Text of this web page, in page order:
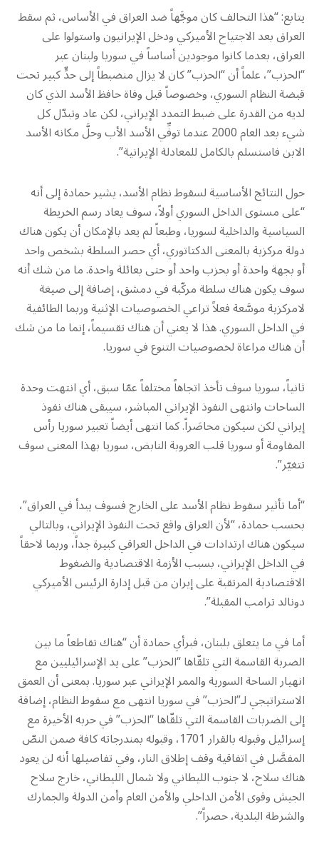
يتابع: “هذا التحالف كان موجَّهاً ضد العراق في الأساس، ثم سقط
العراق بعد الاجتياح الأميركي ودخل الإيرانيون واستولوا على
العراق، بعدما كانوا موجودين أساساً في سوريا ولبنان عبر
“الحزب”، علماً أن “الحزب” كان لا يزال منضبطاً إلى حدٍّ كبير تحت
قبضة النظام السوري، وخصوصاً قبل وفاة حافظ الأسد الذي كان
لديه من القدرة على ضبط التمدد الإيراني، لكن عاد وتبدّل كل
شيء بعد العام 2000 عندما توفِّي الأسد الأب وحلَّ مكانه الأسد
الابن فاستسلم بالكامل للمعادلة الإيرانية”.
حول النتائج الأساسية لسقوط نظام الأسد، يشير حمادة إلى أنه
“على مستوى الداخل السوري أولاً، سوف يعاد رسم الخريطة
السياسية والداخلية لسوريا، وطبعاً لم يعد بالإمكان أن يكون هناك
دولة مركزية بالمعنى الدكتاتوري، أي حصر السلطة بشخص واحد
أو بجهة واحدة أو بحزب واحد أو حتى بعائلة واحدة. ما من شك أنه
سوف يكون هناك سلطة مركّبة في دمشق، إضافة إلى صيغة
لامركزية موسَّعة فعلاً تراعي الخصوصيات الإثنية وربما الطائفية
في الداخل السوري. هذا لا يعني أن هناك تقسيماً، إنما ما من شك
أن هناك مراعاة لخصوصيات التنوع في سوريا.
ثانياً، سوريا سوف تأخذ اتجاهاً مختلفاً عمّا سبق، أي انتهت وحدة
الساحات وانتهى النفوذ الإيراني المباشر، سيبقى هناك نفوذ
إيراني لكن سيكون محاصَراً. كما انتهى أيضاً تعبير سوريا رأس
المقاومة أو سوريا قلب العروبة النابض، سوريا بهذا المعنى سوف
تتغيّر”.
“أما تأثير سقوط نظام الأسد على الخارج فسوف يبدأ في العراق”،
بحسب حمادة، “لأن العراق واقع تحت النفوذ الإيراني، وبالتالي
سيكون هناك ارتدادات في الداخل العراقي كبيرة جداً، وربما لاحقاً
في الداخل الإيراني، بسبب الأزمة الاقتصادية والضغوط
الاقتصادية المرتقبة على إيران من قبل إدارة الرئيس الأميركي
دونالد ترامب المقبلة”.
أما في ما يتعلق بلبنان، فبرأي حمادة أن “هناك تقاطعاً ما بين
الضربة القاسمة التي تلقّاها “الحزب” على يد الإسرائيليين مع
انهيار الساحة السورية والممر الإيراني عبر سوريا. بمعنى أن العمق
الاستراتيجي لـ”الحزب” في سوريا انتهى مع سقوط النظام، إضافة
إلى الضربات القاسمة التي تلقّاها “الحزب” في حربه الأخيرة مع
إسرائيل وقبوله بالقرار 1701، وقبوله بمندرجاته كافة ضمن النصّ
المفصَّل في اتفاقية وقف إطلاق النار، وفي تفاصيلها أنه لن يعود
هناك سلاح، لا جنوب الليطاني ولا شمال الليطاني، خارج سلاح
الجيش وقوى الأمن الداخلي والأمن العام وأمن الدولة والجمارك
والشرطة البلدية، حصراً”.